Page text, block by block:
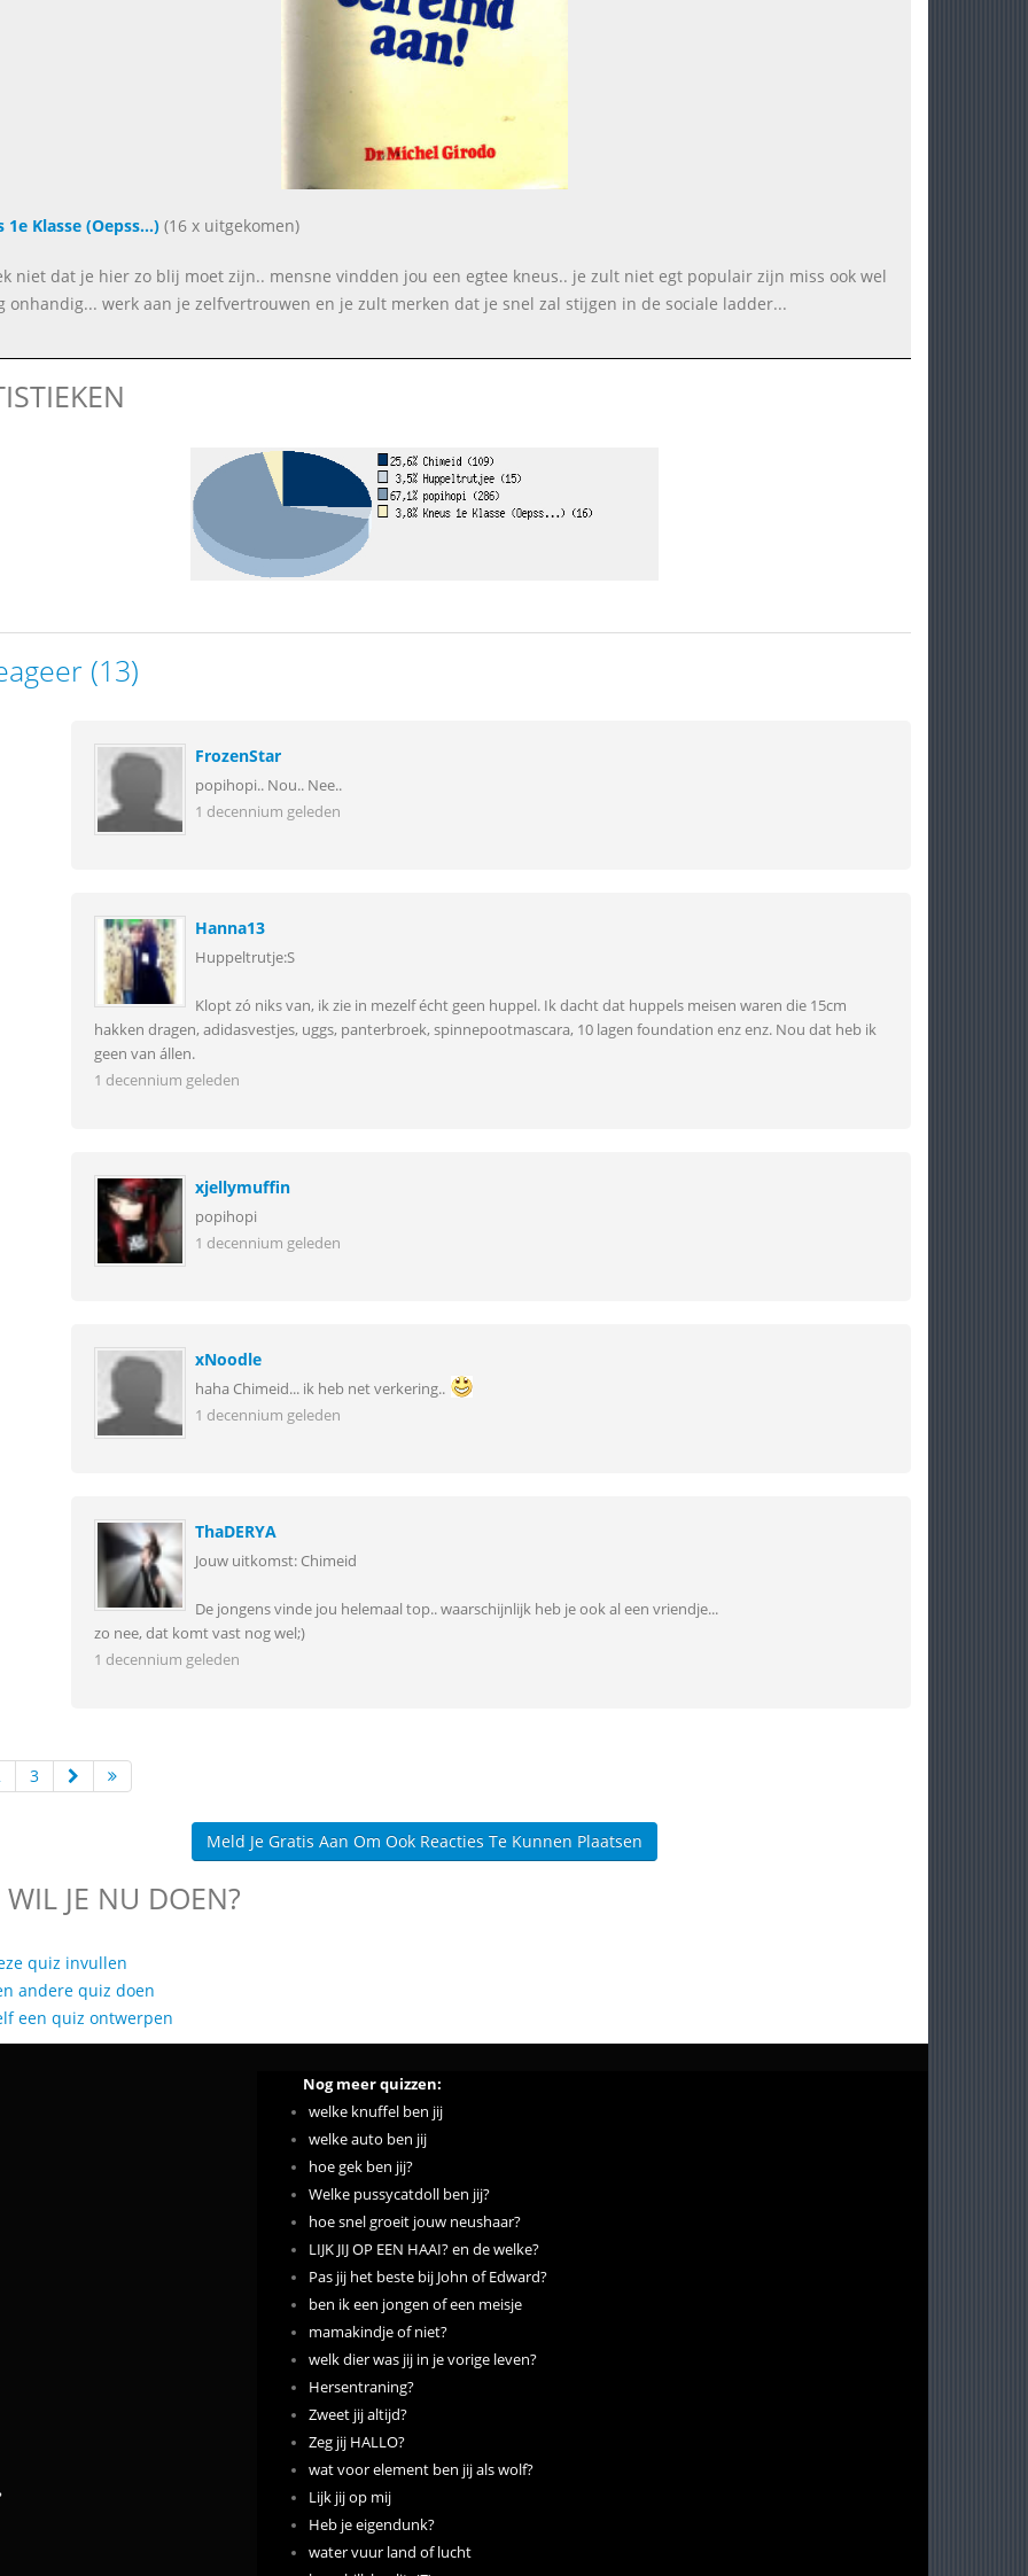
1e Klasse (Oepss...)(16 x uitgekomen)
niet dat je hier zo blij moet zijn.. mensne vindden jou een egtee kneus.. je zult niet egt populair zijn miss ook wel
onhandig... werk aan je zelfvertrouwen en je zult merken dat je snel zal stijgen in de sociale ladder...
(13)
FrozenStar
popihopi.. Nou.. Nee..
1 decennium geleden
Hanna13
Huppeltrutje:S
Klopt zó niks van, ik zie in mezelf écht geen huppel. Ik dacht dat huppels meisen waren die 15cm
hakken dragen, adidasvestjes, uggs, panterbroek, spinnepootmascara, 10 lagen foundation enz enz. Nou dat heb ik
geen van állen.
1 decennium geleden
xjellymuffin
popihopi
1 decennium geleden
xNoodle
haha Chimeid... ik heb net verkering..
1 decennium geleden
ThaDERYA
Jouw uitkomst: Chimeid
De jongens vinde jou helemaal top.. waarschijnlijk heb je ook al een vriendje...
zo nee, dat komt vast nog wel;)
1 decennium geleden
3
Meld Je Gratis Aan Om Ook Reacties Te Kunnen Plaatsen
JE NU DOEN?
quiz invullen
andere quiz doen
een quiz ontwerpen
Nog meer quizzen:
welke knuffel ben jij
welke auto ben jij
hoe gek ben jij?
Welke pussycatdoll ben jij?
hoe snel groeit jouw neushaar?
LIJK JIJ OP EEN HAAI? en de welke?
Pas jij het beste bij John of Edward?
ben ik een jongen of een meisje
mamakindje of niet?
welk dier was jij in je vorige leven?
Hersentraning?
Zweet jij altijd?
Zeg jij HALLO?
wat voor element ben jij als wolf?
Lijk jij op mij
Heb je eigendunk?
water vuur land of lucht